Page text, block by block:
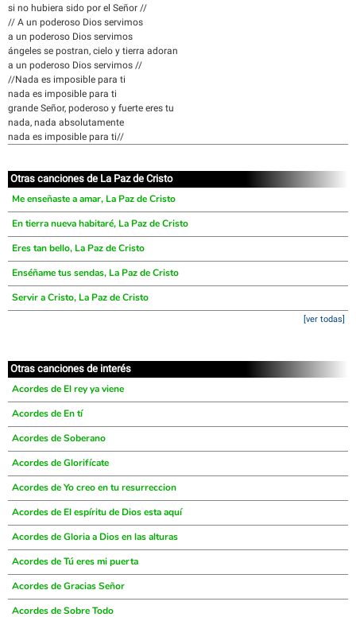
si no hubiera sido por el Señor //
// A un poderoso Dios servimos
a un poderoso Dios servimos
ángeles se postran, cielo y tierra adoran
a un poderoso Dios servimos //
//Nada es imposible para ti
nada es imposible para ti
grande Señor, poderoso y fuerte eres tu
nada, nada absolutamente
nada es imposible para ti//
Otras canciones de La Paz de Cristo
Me enseñaste a amar, La Paz de Cristo
En tierra nueva habitaré, La Paz de Cristo
Eres tan bello, La Paz de Cristo
Enséñame tus sendas, La Paz de Cristo
Servir a Cristo, La Paz de Cristo
[ver todas]
Otras canciones de interés
Acordes de El rey ya viene
Acordes de En tí
Acordes de Soberano
Acordes de Glorifícate
Acordes de Yo creo en tu resurreccion
Acordes de El espíritu de Dios esta aquí
Acordes de Gloria a Dios en las alturas
Acordes de Tú eres mi puerta
Acordes de Gracias Señor
Acordes de Sobre Todo